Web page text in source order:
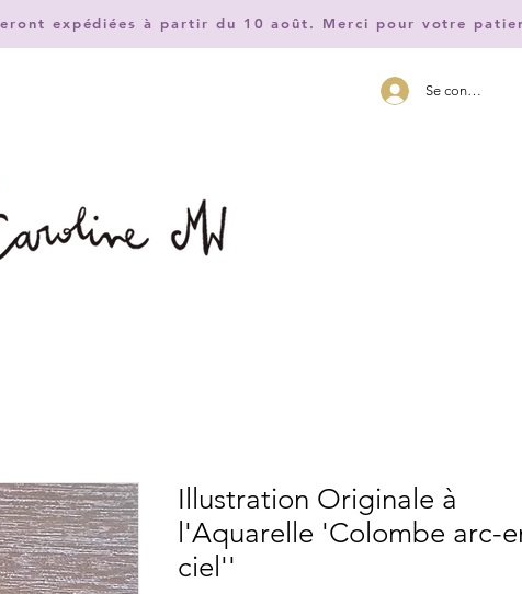
expédiées à partir du 10 août. Merci pour votre
Se connecter
Illustration Originale à
l'Aquarelle 'Colombe arc-
ciel''